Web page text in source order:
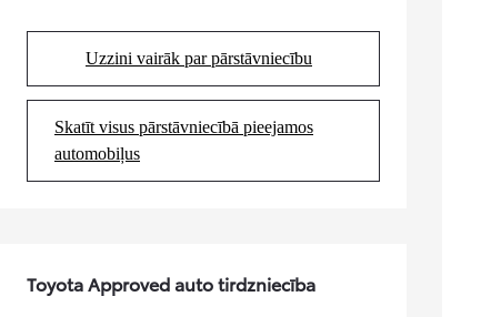
Uzzini vairāk par pārstāvniecību
(Opens in new tab)
Skatīt visus pārstāvniecībā pieejamos
automobiļus
Toyota Approved auto tirdzniecība